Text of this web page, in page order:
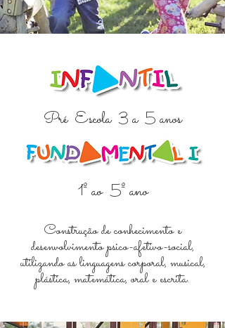
Pré Escola 3 a 5 anos
1º ao 5º ano
Construção de conhecimento e
desenvolvimento psico-afetivo-social,
utilizando as linguagens corporal, musical,
plástica, matemática, oral e escrita.